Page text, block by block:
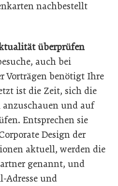
nachbestellt
überprüfen
auch bei
Vorträgen benötigt Ihre
ist die Zeit, sich die
und auf
Entsprechen sie
Design der
aktuell, werden die
genannt, und
Adresse und